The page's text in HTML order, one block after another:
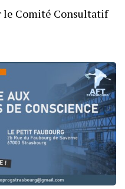
le Comité Consultatif